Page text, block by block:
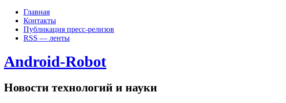
Главная
Контакты
Публикация пресс-релизов
RSS — ленты
Android-Robot
Новости технологий и науки